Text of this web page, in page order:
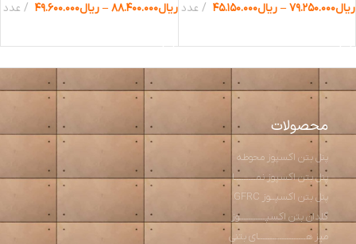
ریال۷۹.۲۵۰.۰۰۰ – ریال۴۵.۱۵۰.۰۰۰ عدد ریال۸۸.۴۰۰.۰۰۰ – ریال۴۹.۶۰۰.۰۰۰ عدد
محصولات
پنل بتن اکسپوز محوطه
پنل بتن اکسپوز نمـــــــــا
پنل بتن اکسپــوز GFRC
گلدان بتن اکسپـــــــــــوز
میز هــــــــــــــــــــای بتنی